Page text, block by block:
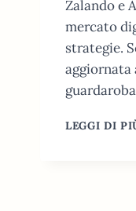
Zalando e
mercato
strategie.
LEGGI DI